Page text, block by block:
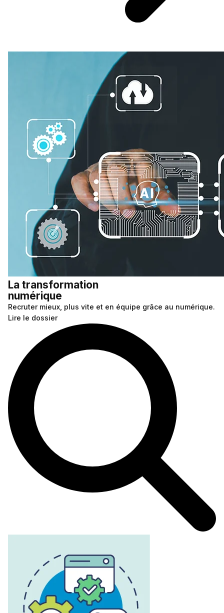
La transformation
numérique
Recruter mieux, plus vite et en équipe grâce au numérique.
Lire le dossier